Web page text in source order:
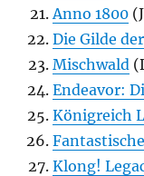
Anno 1800
Die Gilde
Mischwald
Endeavor:
Königreich
Klong!